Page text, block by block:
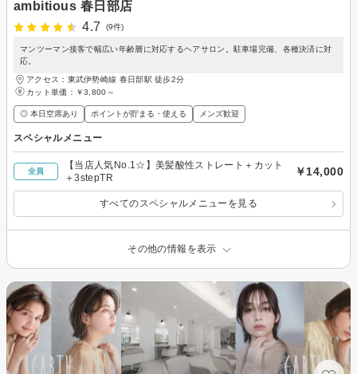
ambitious 春日部店
4.7
(9件)
マンツーマン接客で幅広い年齢層に対応するヘアサロン。駐車場完備、各種決済に対
応。
アクセス：東武伊勢崎線 春日部駅 徒歩2分
カット単価： ￥3,800～
◎ 本日空席あり ポイントが貯まる・使える メンズ歓迎
スペシャルメニュー
全員
【当店人気No.1☆】美髪酸性ストレート＋カット
＋3stepTR
￥14,000
すべてのスペシャルメニューを見る
その他の情報を表示